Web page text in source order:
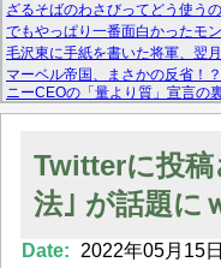
ざるそばのわさびってどう使う
でもやっぱり一番面白かったモ
毛沢東に手紙を書いた将軍、翌
マーベル帝国、まさかの反省！
ニーCEOの「量より質」宣言の
察！
【画像あり】Facebookとか
Twitterに投稿
法｣ が話題に
Date: 2022年05月15日